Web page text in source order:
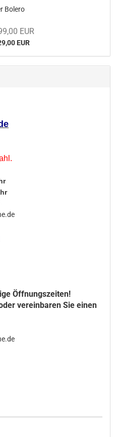
Bo­le­ro
EUR
EUR
Öffnungszeiten!
vereinbaren Sie einen